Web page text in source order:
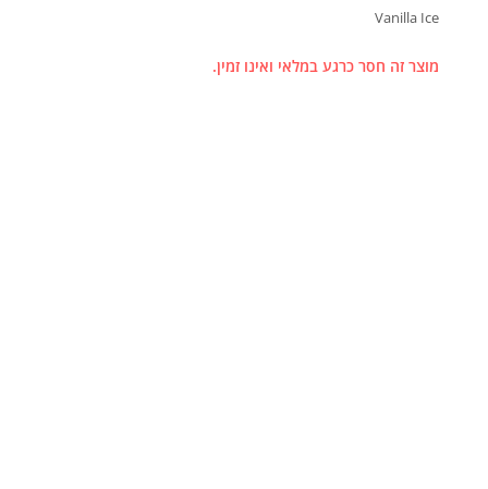
Vanilla Ice
מוצר זה חסר כרגע במלאי ואינו זמין.